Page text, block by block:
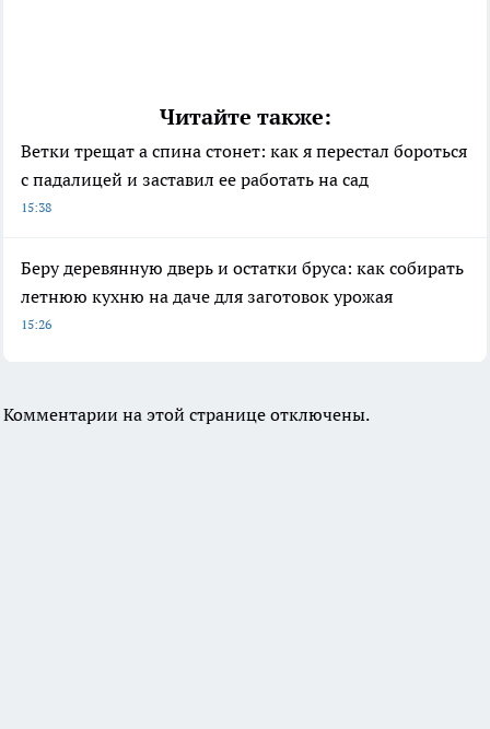
Читайте также:
Ветки трещат а спина стонет: как я перестал бороться
с падалицей и заставил ее работать на сад
15:38
Беру деревянную дверь и остатки бруса: как собирать
летнюю кухню на даче для заготовок урожая
15:26
Комментарии на этой странице отключены.